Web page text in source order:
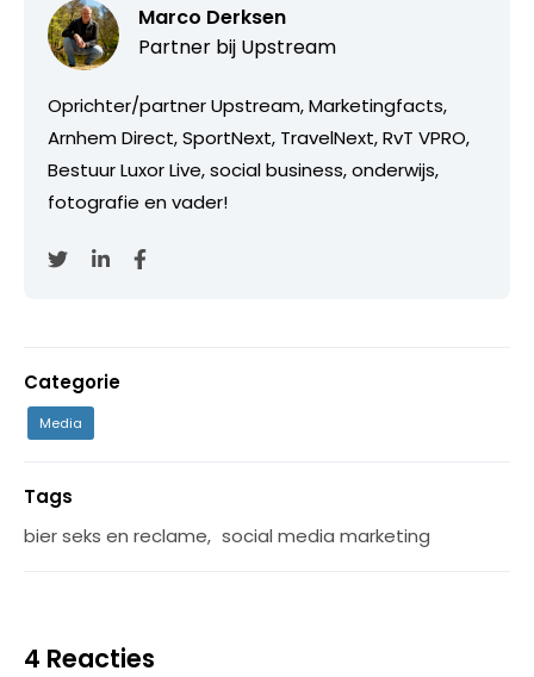
Marco Derksen
Partner bij Upstream
Oprichter/partner Upstream, Marketingfacts,
Arnhem Direct, SportNext, TravelNext, RvT VPRO,
Bestuur Luxor Live, social business, onderwijs,
fotografie en vader!
Categorie
Media
Tags
bier seks en reclame, social media marketing
4 Reacties